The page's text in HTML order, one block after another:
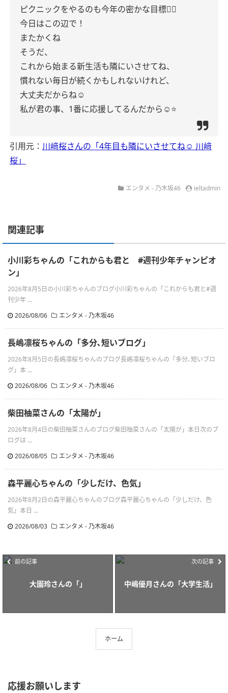
ピクニックをやるのも今年の密かな目標🙂‍↕️
今日はこの辺で！
またかくね
そうだ、
これから始まる新生活も隣にいさせてね、
慣れない毎日が続くかもしれないけれど、
大丈夫だからね☺︎
私が君の事、1番に応援してるんだから☺️⭐️
引用元： 川﨑桜さんの「4年目も隣にいさせてね☺︎ 川﨑
桜」
エンタメ - 乃木坂46 ieltadmin
関連記事
小川彩ちゃんの「これからも君と #週刊少年チャンピオ
ン」
2026年8月5日の小川彩ちゃんのブログ小川彩ちゃんの「これからも君と#週
刊少年 ...
2026/08/06
エンタメ - 乃木坂46
長嶋凛桜ちゃんの「多分､短いブログ」
2026年8月5日の長嶋凛桜ちゃんのブログ長嶋凛桜ちゃんの「多分､短いブロ
グ」本 ...
2026/08/06
エンタメ - 乃木坂46
柴田柚菜さんの「太陽が」
2026年8月4日の柴田柚菜さんのブログ柴田柚菜さんの「太陽が」本日次のブ
ログは ...
2026/08/05
エンタメ - 乃木坂46
森平麗心ちゃんの「少しだけ、色気」
2026年8月2日の森平麗心ちゃんのブログ森平麗心ちゃんの「少しだけ、色
気」本日 ...
2026/08/03
エンタメ - 乃木坂46
前の記事
大園玲さんの「」
次の記事
中嶋優月さんの「大学生活」
ホーム
応援お願いします